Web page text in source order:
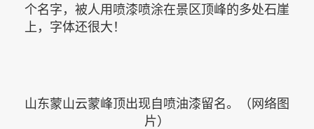
个名字，被人用喷漆喷涂在景区顶峰的多处石崖
上，字体还很大！
山东蒙山云蒙峰顶出现自喷油漆留名。（网络图
片）